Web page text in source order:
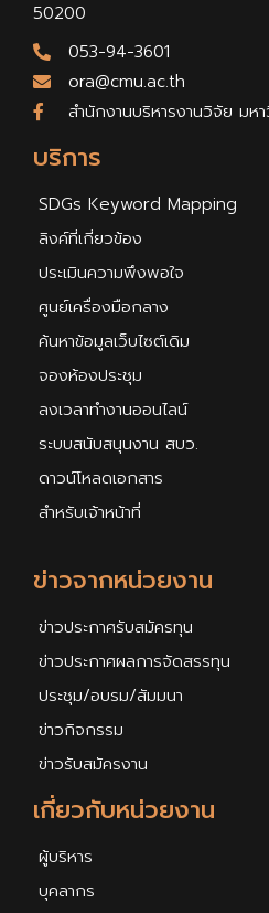
เกี่ยวกับหน่วยงาน
ผู้บริหาร
บุคลากร
ข่าวจากหน่วยงาน
ข่าวประกาศรับสมัครทุน
ข่าวประกาศผลการจัดสรรทุน
ประชุม/อบรม/สัมมนา
ข่าวกิจกรรม
ข่าวรับสมัครงาน
บริการ
SDGs Keyword Mapping
ลิงค์ที่เกี่ยวข้อง
ประเมินความพึงพอใจ
ศูนย์เครื่องมือกลาง
ค้นหาข้อมูลเว็บไซต์เดิม
จองห้องประชุม
ลงเวลาทำงานออนไลน์
ระบบสนับสนุนงาน สบว.
ดาวน์โหลดเอกสาร
สำหรับเจ้าหน้าที่
50200
053-94-3601
ora@cmu.ac.th
สำนักงานบริหารงานวิจัย มหา